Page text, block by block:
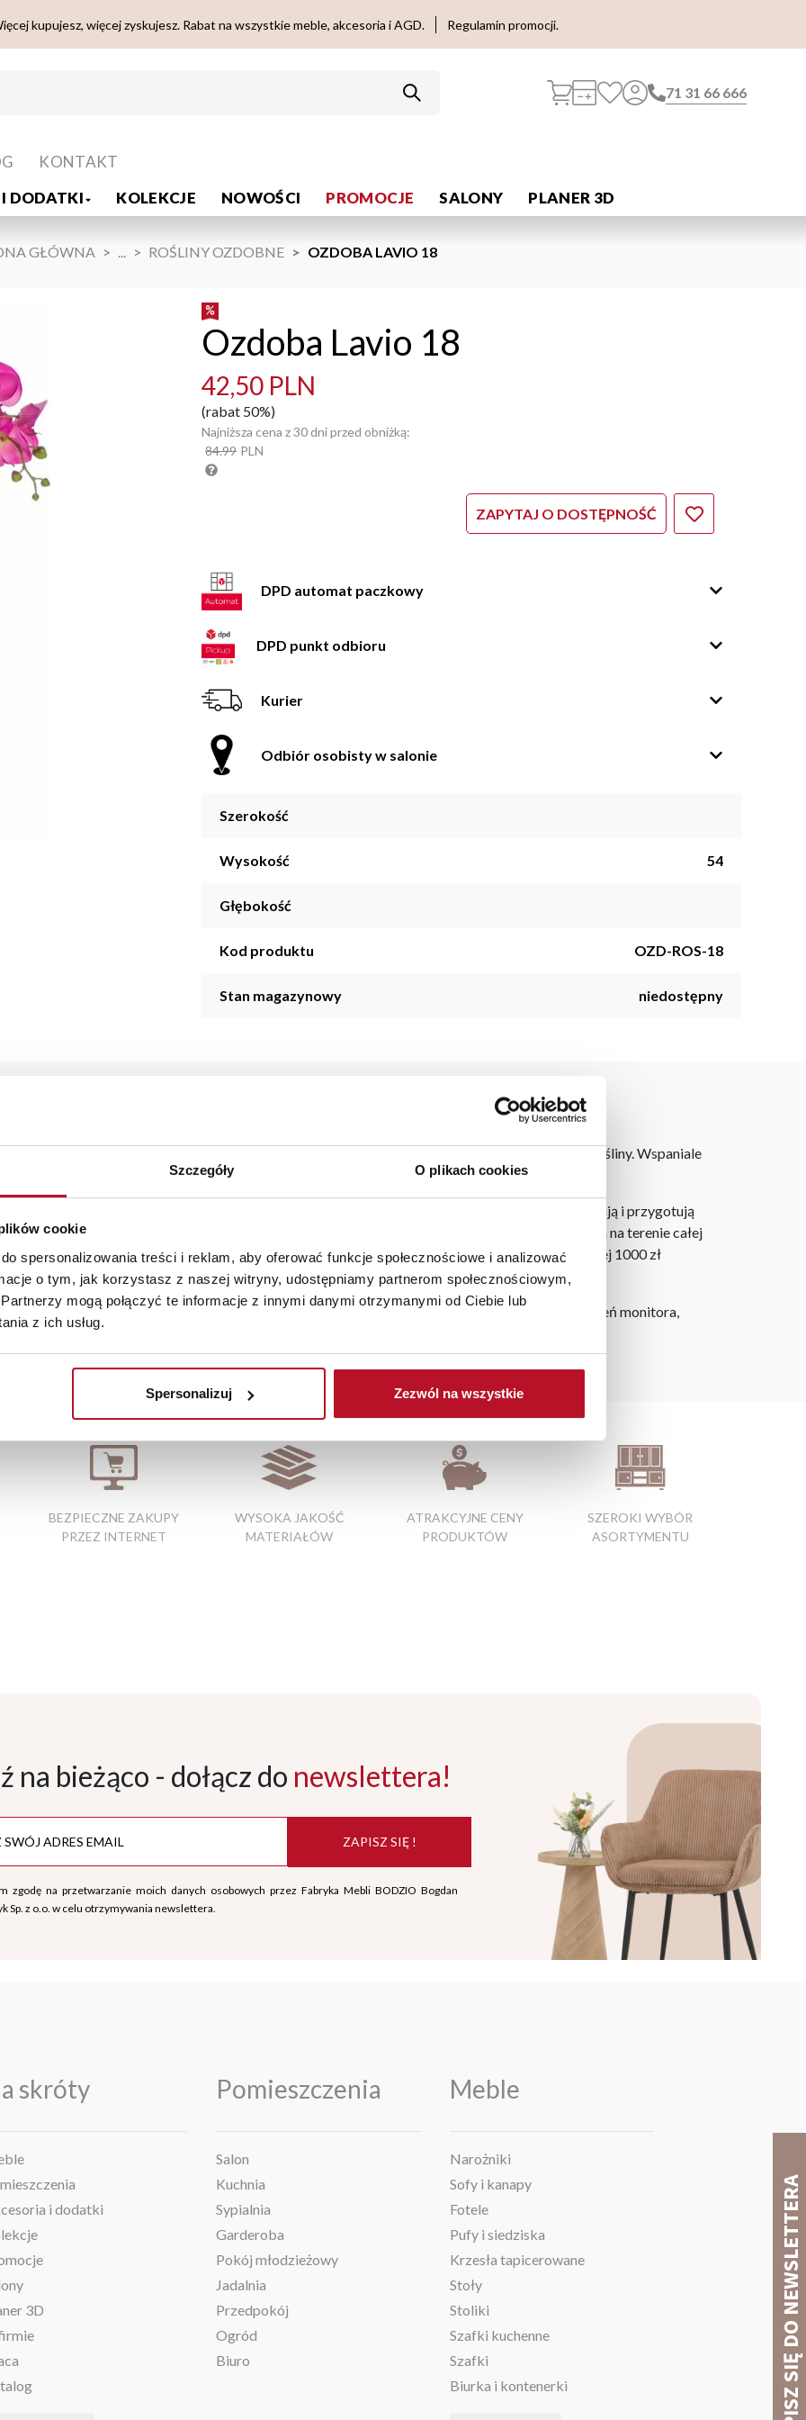
Szczegóły O plikach cookies
cookie
spersonalizowania treści i reklam, aby oferować funkcje społecznościowe i analizować
o tym, jak korzystasz z naszej witryny, udostępniamy partnerom społecznościowym,
mogą połączyć te informacje z innymi danymi otrzymanymi od Ciebie lub
z ich usług.
Spersonalizuj Zezwól na wszystkie
kupujesz, więcej zyskujesz. Rabat na wszystkie meble, akcesoria i AGD. Regulamin promocji.
71 31 66 666
DODATKI KOLEKCJE NOWOŚCI PROMOCJE SALONY PLANER 3D
KONTAKT
GŁÓWNA ... ROŚLINY OZDOBNE OZDOBA LAVIO 18
Ozdoba Lavio 18
42,50 PLN
(rabat 50%)
Najniższa cena z 30 dni przed obniżką:
84.99 PLN
ZAPYTAJ O DOSTĘPNOŚĆ
DPD automat paczkowy
DPD punkt odbioru
Kurier
Odbiór osobisty w salonie
Szerokość
Wysokość 54
Głębokość
Kod produktu OZD-ROS-18
Stan magazynowy niedostępny
LAVIO został wykonany z wysokiej jakości materiałów imitujących wygląd prawdziwej rośliny. Wspaniale
w kuchni, salonie, a nawet sypialni oraz łazience.
aranżacji mebli, a nasi pracownicy z wykorzystaniem programu Planer 3D bezpłatnie zaprojektują i przygotują
z wyceną. Każde zamówienie złożone w sklepie stacjonarnym dostarczymy do 3 dni roboczych na terenie całej
wynosi do 5 dni roboczych, również na terenie całego kraju. Wszystkie zamówienia powyżej 1000 zł
kolory i struktura materiałów mogą różnić się od widocznych na ekranie, zależnie od ustawień monitora,
sklepy meblowe kraków | sklepy z meblami kraków
BEZPIECZNE ZAKUPY
PRZEZ INTERNET
WYSOKA JAKOŚĆ
MATERIAŁÓW
ATRAKCYJNE CENY
PRODUKTÓW
SZEROKI WYBÓR
ASORTYMENTU
na bieżąco - dołącz do newslettera!
ZAPISZ SIĘ !
zgodę na przetwarzanie moich danych osobowych przez Fabryka Mebli BODZIO Bogdan
Sp. z o.o. w celu otrzymywania newslettera.
skróty
i dodatki
3D
Pomieszczenia
Salon
Kuchnia
Sypialnia
Garderoba
Pokój młodzieżowy
Jadalnia
Przedpokój
Ogród
Biuro
Meble
Narożniki
Sofy i kanapy
Fotele
Pufy i siedziska
Krzesła tapicerowane
Stoły
Stoliki
Szafki kuchenne
Szafki
Biurka i kontenerki